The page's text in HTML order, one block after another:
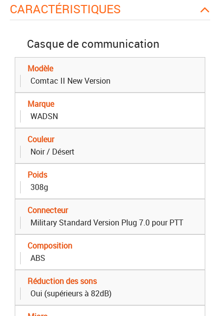
CARACTÉRISTIQUES
Casque de communication
Modèle
Comtac II New Version
Marque
WADSN
Couleur
Noir / Désert
Poids
308g
Connecteur
Military Standard Version Plug 7.0 pour PTT
Composition
ABS
Réduction des sons
Oui (supérieurs à 82dB)